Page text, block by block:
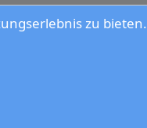
zu bieten.